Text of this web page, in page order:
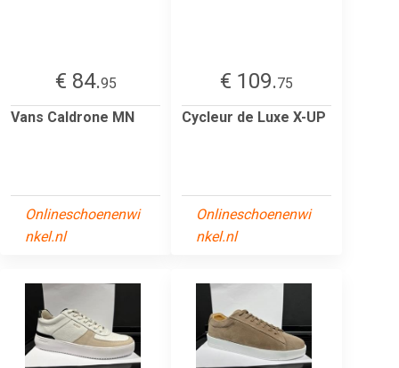
€ 84.95
Vans Caldrone MN
Onlineschoenenwi
nkel.nl
€ 109.75
Cycleur de Luxe X-UP
Onlineschoenenwi
nkel.nl